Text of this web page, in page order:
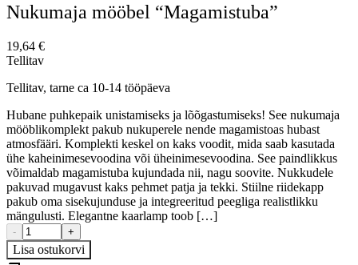
Nukumaja mööbel “Magamistuba”
19,64 €
Tellitav
Tellitav, tarne ca 10-14 tööpäeva
Hubane puhkepaik unistamiseks ja lõõgastumiseks! See nukumaja
mööblikomplekt pakub nukuperele nende magamistoas hubast
atmosfääri. Komplekti keskel on kaks voodit, mida saab kasutada
ühe kaheinimesevoodina või üheinimesevoodina. See paindlikkus
võimaldab magamistuba kujundada nii, nagu soovite. Nukkudele
pakuvad mugavust kaks pehmet patja ja tekki. Stiilne riidekapp
pakub oma sisekujunduse ja integreeritud peegliga realistlikku
mängulusti. Elegantne kaarlamp toob […]
- +
Lisa ostukorvi